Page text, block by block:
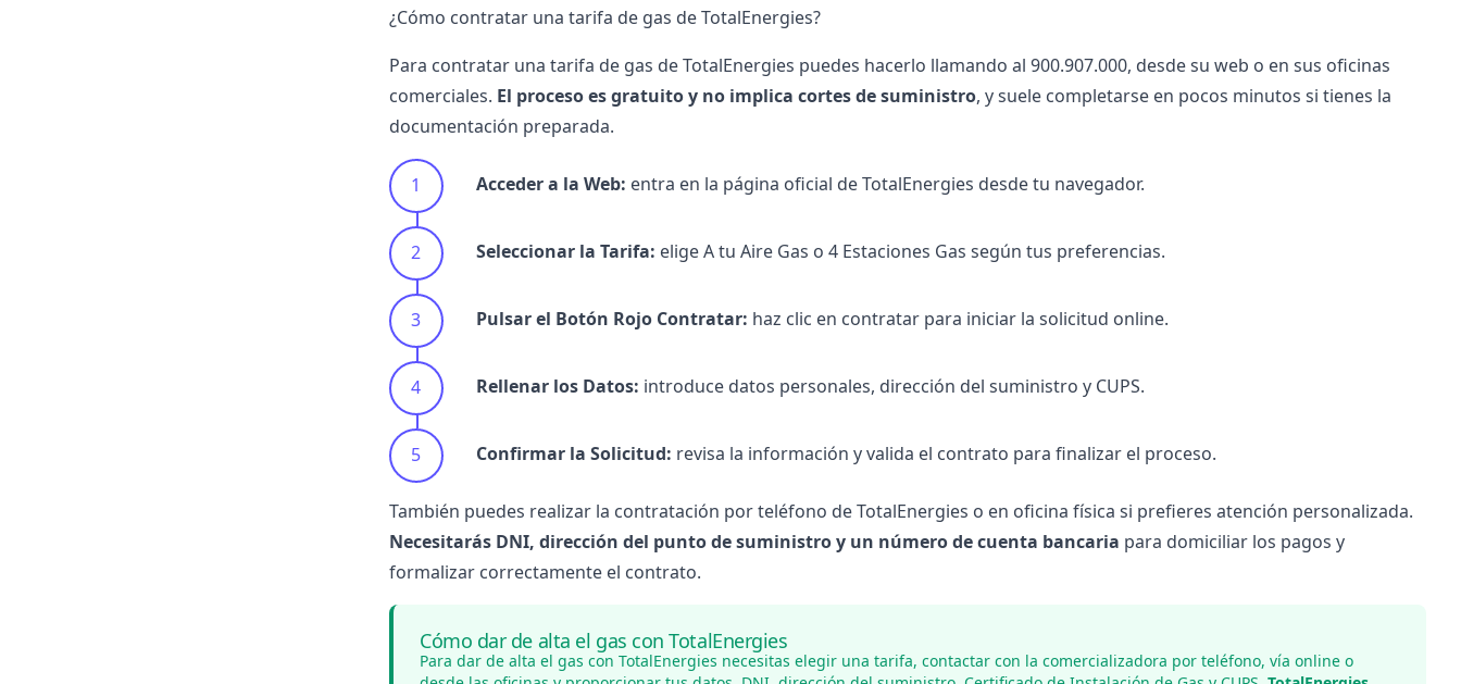
¿Cómo contratar una tarifa de gas de TotalEnergies?
Para contratar una tarifa de gas deTotalEnergies puedes hacerlo llamando al 900.907.000, desde su web o en sus oficinas
comerciales. El proceso es gratuito y no implica cortes de suministro, y suele completarse en pocos minutos si tienes la
documentación preparada.
Acceder a la Web: entra en la página oficial de TotalEnergies desde tu navegador.
Seleccionar la Tarifa: elige A tu Aire Gas o 4 Estaciones Gas según tus preferencias.
Pulsar el Botón Rojo Contratar: haz clic en contratar para iniciar la solicitud online.
Rellenar los Datos: introduce datos personales, dirección del suministro y CUPS.
Confirmar la Solicitud: revisa la información y valida el contrato para finalizar el proceso.
También puedes realizar la contratación porteléfono de TotalEnergies o en oficina física si prefieres atención personalizada.
Necesitarás DNI, dirección del punto de suministro y un número de cuenta bancaria para domiciliar los pagos y
formalizar correctamente el contrato.
Cómo dar de alta el gas con TotalEnergies
Para dar de alta el gas con TotalEnergies necesitas elegir una tarifa, contactar con la comercializadora por teléfono, vía online o